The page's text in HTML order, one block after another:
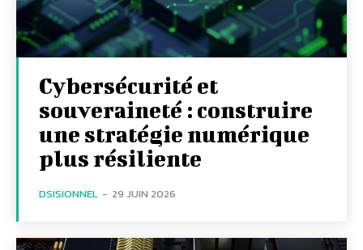
Cybersécurité et
souveraineté : construire
une stratégie numérique
plus résiliente
DSISIONNEL - 29 JUIN 2026